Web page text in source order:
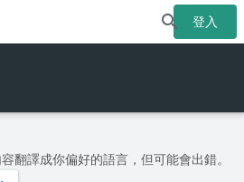
登入
翻譯成你偏好的語言，但可能會出錯。